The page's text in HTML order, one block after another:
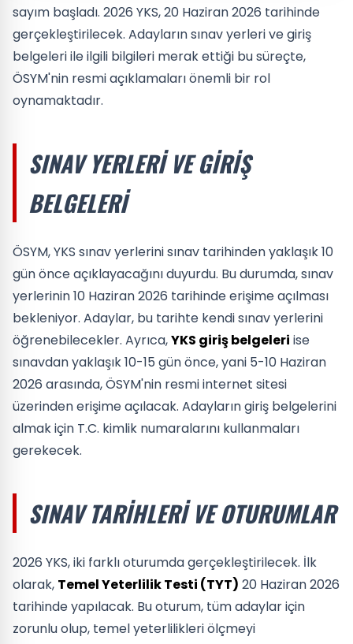
sayım başladı. 2026 YKS, 20 Haziran 2026 tarihinde
gerçekleştirilecek. Adayların sınav yerleri ve giriş
belgeleri ile ilgili bilgileri merak ettiği bu süreçte,
ÖSYM'nin resmi açıklamaları önemli bir rol
oynamaktadır.
SINAV YERLERI VE GIRIŞ
BELGELERI
ÖSYM, YKS sınav yerlerini sınav tarihinden yaklaşık 10
gün önce açıklayacağını duyurdu. Bu durumda, sınav
yerlerinin 10 Haziran 2026 tarihinde erişime açılması
bekleniyor. Adaylar, bu tarihte kendi sınav yerlerini
öğrenebilecekler. Ayrıca,YKS giriş belgeleri ise
sınavdan yaklaşık 10-15 gün önce, yani 5-10 Haziran
2026 arasında, ÖSYM'nin resmi internet sitesi
üzerinden erişime açılacak. Adayların giriş belgelerini
almak için T.C. kimlik numaralarını kullanmaları
gerekecek.
SINAV TARIHLERI VE OTURUMLAR
2026 YKS, iki farklı oturumda gerçekleştirilecek. İlk
olarak, Temel Yeterlilik Testi (TYT) 20 Haziran 2026
tarihinde yapılacak. Bu oturum, tüm adaylar için
zorunlu olup, temel yeterlilikleri ölçmeyi